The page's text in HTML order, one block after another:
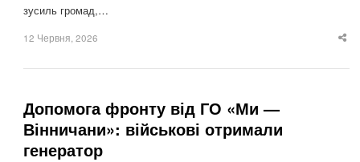
зусиль громад,…
12 Червня, 2026
Допомога фронту від ГО «Ми —
Вінничани»: військові отримали
генератор